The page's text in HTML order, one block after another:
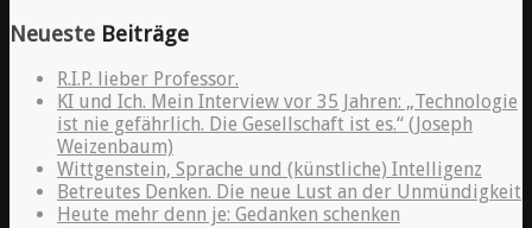
Neueste Beiträge
R.I.P. lieber Professor.
KI und Ich. Mein Interview vor 35 Jahren: „Technologie
ist nie gefährlich. Die Gesellschaft ist es.“ (Joseph
Weizenbaum)
Wittgenstein, Sprache und (künstliche) Intelligenz
Betreutes Denken. Die neue Lust an der Unmündigkeit
Heute mehr denn je: Gedanken schenken